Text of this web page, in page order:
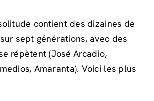
contient des dizaines de
sept générations, avec des
répètent (José Arcadio,
Amaranta). Voici les plus